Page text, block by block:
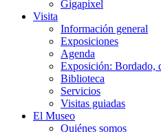
Gigapixel
Visita
Información general
Exposiciones
Agenda
Exposición: Bordado,
Biblioteca
Servicios
Visitas guiadas
El Museo
Quiénes somos